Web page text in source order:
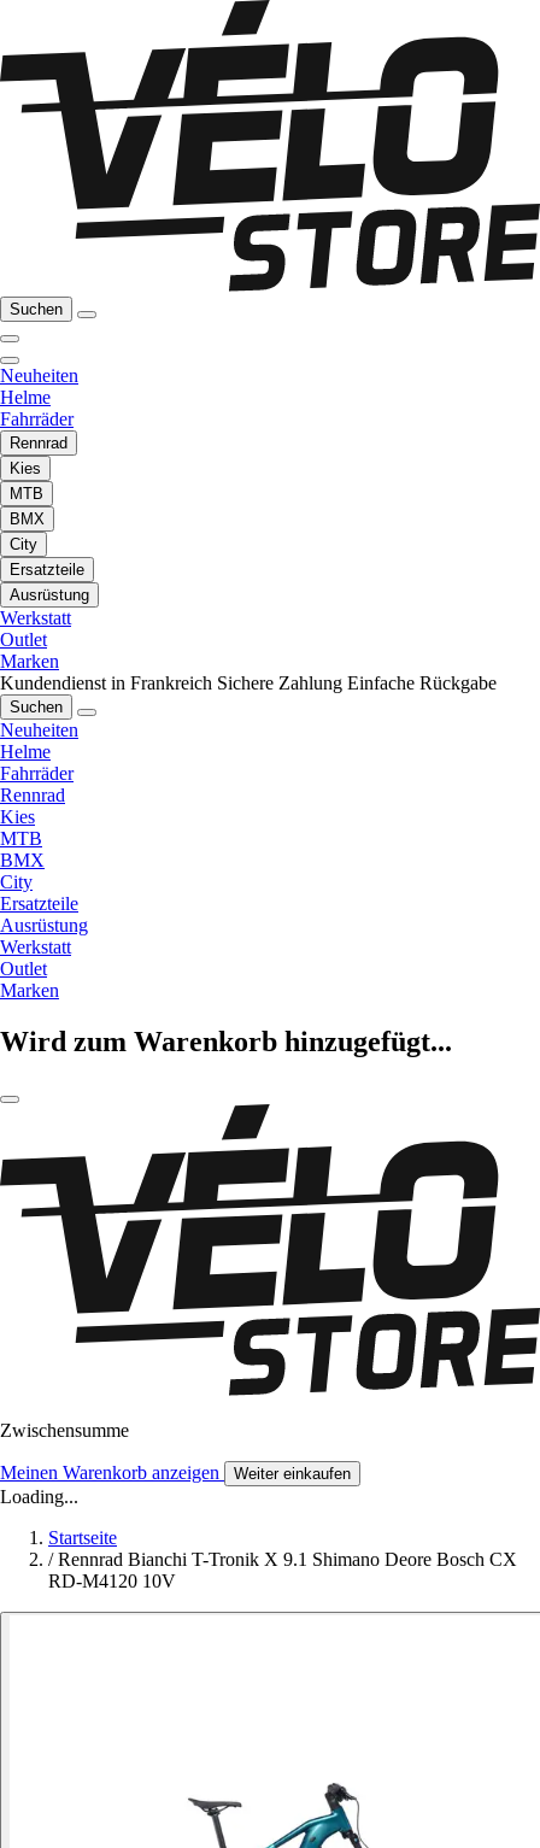
Suchen
Neuheiten
Helme
Fahrräder
Rennrad
Kies
MTB
BMX
City
Ersatzteile
Ausrüstung
Werkstatt
Outlet
Marken
Kundendienst in Frankreich Sichere Zahlung Einfache Rückgabe
Suchen
Neuheiten
Helme
Fahrräder
Rennrad
Kies
MTB
BMX
City
Ersatzteile
Ausrüstung
Werkstatt
Outlet
Marken
Wird zum Warenkorb hinzugefügt...
Zwischensumme
Meinen Warenkorb anzeigen Weiter einkaufen
Loading...
Startseite
/ Rennrad Bianchi T-Tronik X 9.1 Shimano Deore Bosch CX
RD-M4120 10V